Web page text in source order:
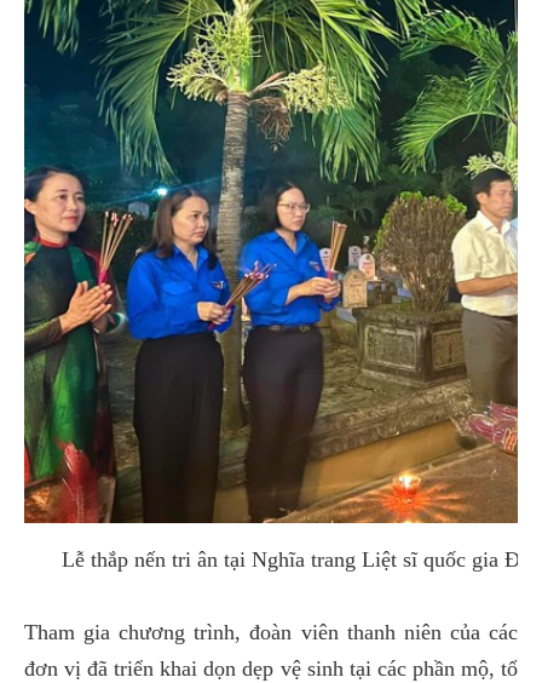
Lễ thắp nến tri ân tại Nghĩa trang Liệt sĩ quốc gia
Tham gia chương trình, đoàn viên thanh niên của các
đơn vị đã triển khai dọn dẹp vệ sinh tại các phần mộ, tổ